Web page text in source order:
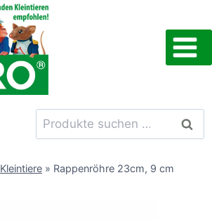
Suchen
nach:
Kleintiere » Rappenröhre 23cm, 9 cm